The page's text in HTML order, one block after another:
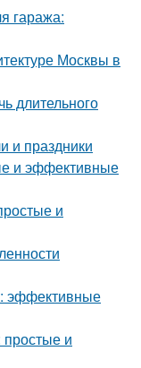
гаража:
Москвы в
длительного
и праздники
и эффективные
и
эффективные
простые и